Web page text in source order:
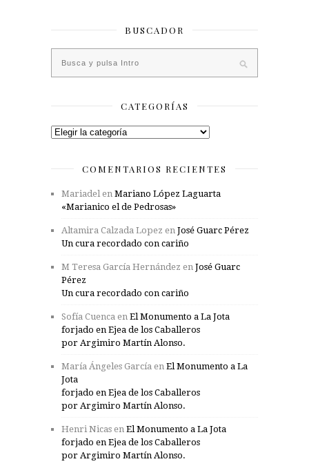
BUSCADOR
CATEGORÍAS
Categorías
COMENTARIOS RECIENTES
Mariadel en Mariano López Laguarta
«Marianico el de Pedrosas»
Altamira Calzada Lopez en José Guarc Pérez
Un cura recordado con cariño
M Teresa García Hernández en José Guarc
Pérez
Un cura recordado con cariño
Sofía Cuenca en El Monumento a La Jota
forjado en Ejea de los Caballeros
por Argimiro Martín Alonso.
María Ángeles García en El Monumento a La
Jota
forjado en Ejea de los Caballeros
por Argimiro Martín Alonso.
Henri Nicas en El Monumento a La Jota
forjado en Ejea de los Caballeros
por Argimiro Martín Alonso.